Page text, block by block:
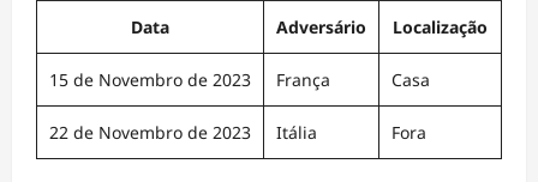
Data Adversário Localização
15 de Novembro de 2023 França Casa
22 de Novembro de 2023 Itália Fora